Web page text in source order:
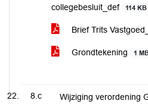
collegebesluit_def
114 KB
Brief Trits
Grondtekening 1
8.c Wijziging verordening